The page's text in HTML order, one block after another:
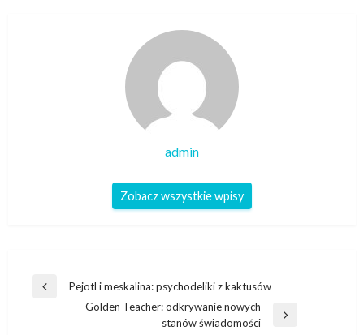
admin
Zobacz wszystkie wpisy
Nawigacja
Poprzedni
Pejotl i meskalina: psychodeliki z kaktusów
Golden Teacher: odkrywanie nowych
stanów świadomości